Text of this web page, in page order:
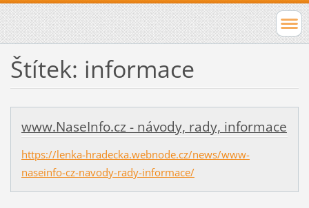
Štítek: informace
www.NaseInfo.cz - návody, rady, informace
https://lenka-hradecka.webnode.cz/news/www-
naseinfo-cz-navody-rady-informace/